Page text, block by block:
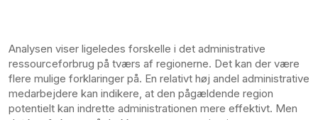
Analysen viser ligeledes forskelle i det administrative
ressourceforbrug på tværs af regionerne. Det kan der være
flere mulige forklaringer på. En relativt høj andel administrative
medarbejdere kan indikere, at den pågældende region
potentielt kan indrette administrationen mere effektivt. Men